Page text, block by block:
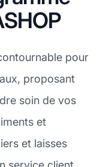
pour
proposant
soin de vos
et
et laisses